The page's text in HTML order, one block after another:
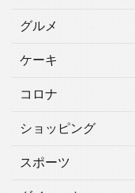
グルメ
ケーキ
コロナ
ショッピング
スポーツ